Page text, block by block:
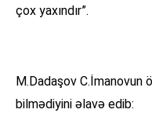
çox yaxındır”.
M.Dadaşov C.İmanovun
bilmədiyini əlavə edib: